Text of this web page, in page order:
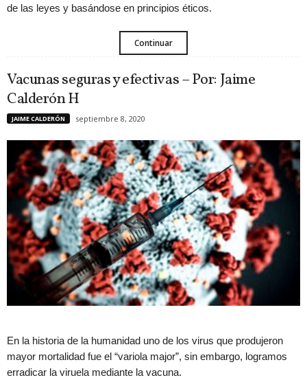
de las leyes y basándose en principios éticos.
Continuar
Vacunas seguras y efectivas – Por: Jaime
Calderón H
JAIME CALDERÓN septiembre 8, 2020
En la historia de la humanidad uno de los virus que produjeron
mayor mortalidad fue el “variola major”, sin embargo, logramos
erradicar la viruela mediante la vacuna.